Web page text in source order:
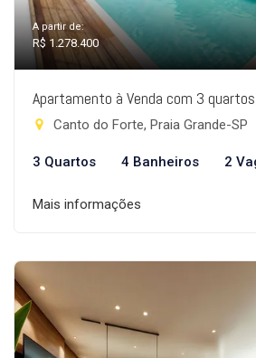
A partir de:
R$ 1.278.400
Apartamento à Venda com 3
Canto do Forte, Praia Grande-SP
3 Quartos 4 Banheiros 2
Mais informações